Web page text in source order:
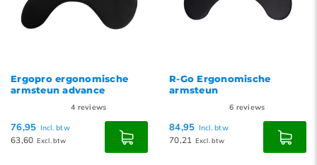
Ergopro ergonomische
armsteun advance
4 reviews
76,95 Incl. btw
63,60 Excl. btw
R-Go Ergonomische
armsteun
6 reviews
84,95 Incl. btw
70,21 Excl. btw